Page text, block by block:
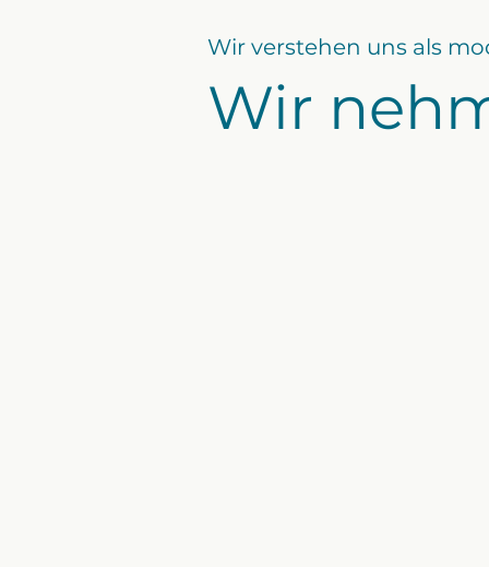
Wir verstehen uns als
Wir